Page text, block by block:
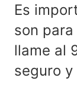
Es
son
llame al
seguro y